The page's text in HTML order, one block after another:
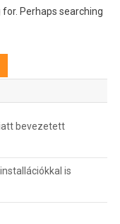
for. Perhaps searching
bevezetett
is